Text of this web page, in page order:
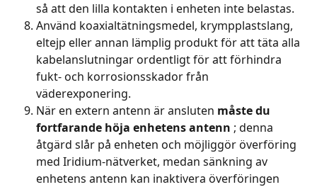
så att den lilla kontakten i enheten inte belastas.
Använd koaxialtätningsmedel, krympplastslang,
eltejp eller annan lämplig produkt för att täta alla
kabelanslutningar ordentligt för att förhindra
fukt- och korrosionsskador från
väderexponering.
När en extern antenn är ansluten måste du
fortfarande höja enhetens antenn ; denna
åtgärd slår på enheten och möjliggör överföring
med Iridium-nätverket, medan sänkning av
enhetens antenn kan inaktivera överföringen